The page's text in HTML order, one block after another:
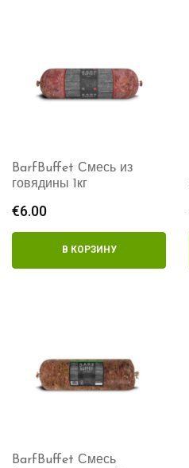
BarfBuffet Смесь из
говядины 1кг
€6.00
В КОРЗИНУ
BarfBuffet Смесь